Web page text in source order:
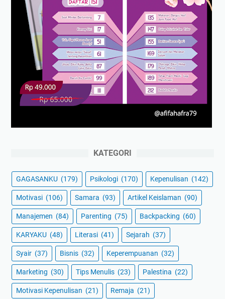
KATEGORI
GAGASANKU (179) Psikologi (170) Kepenulisan (142)
Motivasi (106) Samara (93) Artikel Keislaman (90)
Manajemen (84) Parenting (75) Backpacking (60)
KARYAKU (48) Literasi (41) Sejarah (37)
Syair (37) Bisnis (32) Keperempuanan (32)
Marketing (30) Tips Menulis (23) Palestina (22)
Motivasi Kepenulisan (21) Remaja (21)